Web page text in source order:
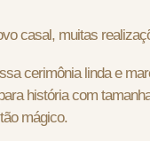
casal, muitas
cerimônia linda e
história com
mágico.